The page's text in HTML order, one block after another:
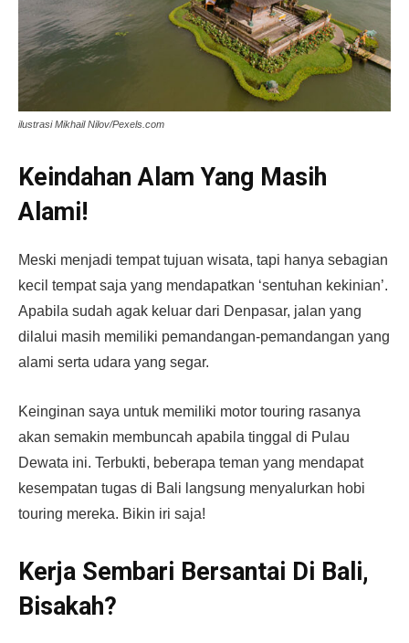
ilustrasi Mikhail Nilov/Pexels.com
Keindahan Alam Yang Masih
Alami!
Meski menjadi tempat tujuan wisata, tapi hanya sebagian
kecil tempat saja yang mendapatkan ‘sentuhan kekinian’.
Apabila sudah agak keluar dari Denpasar, jalan yang
dilalui masih memiliki pemandangan-pemandangan yang
alami serta udara yang segar.
Keinginan saya untuk memiliki motor touring rasanya
akan semakin membuncah apabila tinggal di Pulau
Dewata ini. Terbukti, beberapa teman yang mendapat
kesempatan tugas di Bali langsung menyalurkan hobi
touring mereka. Bikin iri saja!
Kerja Sembari Bersantai Di Bali,
Bisakah?